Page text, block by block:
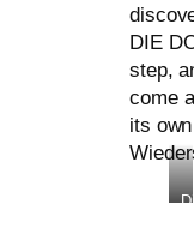
DIE
step,
come
its
Die